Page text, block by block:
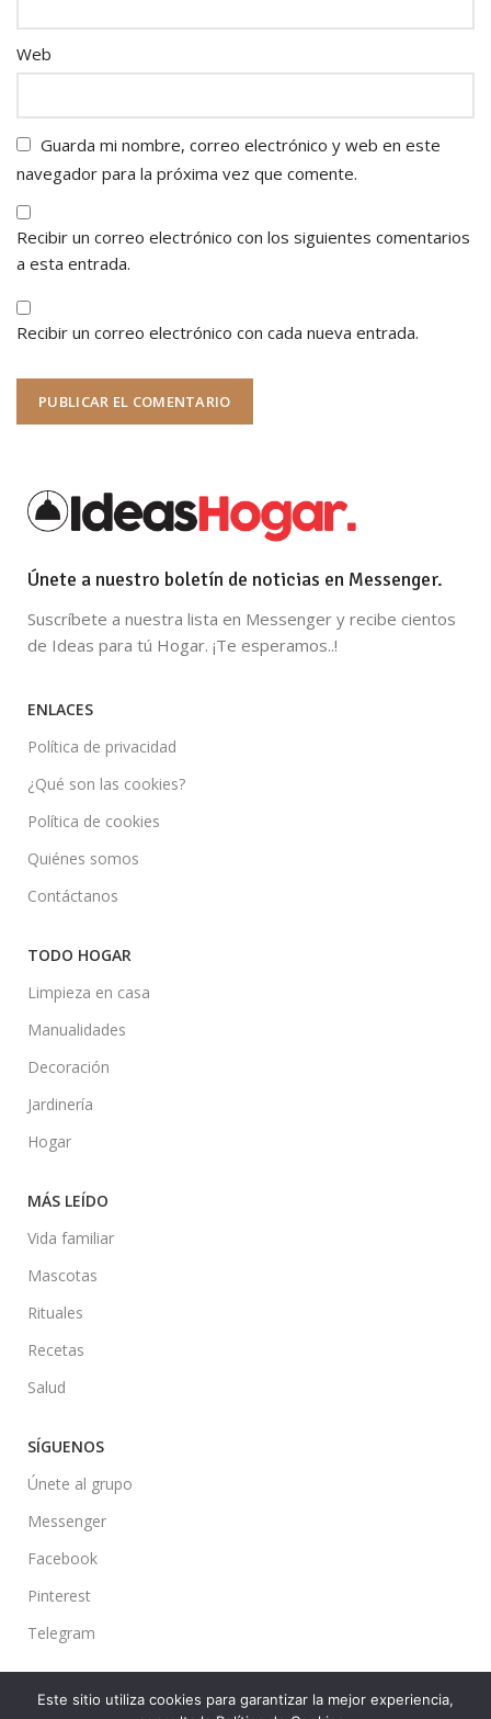
Web
Guarda mi nombre, correo electrónico y web en este
navegador para la próxima vez que comente.
Recibir un correo electrónico con los siguientes comentarios
a esta entrada.
Recibir un correo electrónico con cada nueva entrada.
Únete a nuestro boletín de noticias en Messenger.
Suscríbete a nuestra lista en Messenger y recibe cientos
de Ideas para tú Hogar. ¡Te esperamos..!
ENLACES
Política de privacidad
¿Qué son las cookies?
Política de cookies
Quiénes somos
Contáctanos
TODO HOGAR
Limpieza en casa
Manualidades
Decoración
Jardinería
Hogar
MÁS LEÍDO
Vida familiar
Mascotas
Rituales
Recetas
Salud
SÍGUENOS
Únete al grupo
Messenger
Facebook
Pinterest
Telegram
Este sitio utiliza cookies para garantizar la mejor experiencia,